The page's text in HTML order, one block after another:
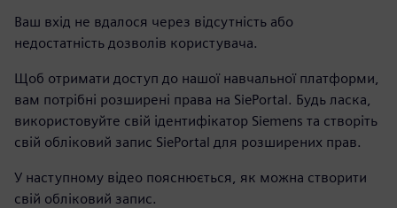
Ваш вхід не вдалося через відсутність або
недостатність дозволів користувача.
Щоб отримати доступ до нашої навчальної платформи,
вам потрібні розширені права на SiePortal. Будь ласка,
використовуйте свій ідентифікатор Siemens та створіть
свій обліковий запис SiePortal для розширених прав.
У наступному відео пояснюється, як можна створити
свій обліковий запис.